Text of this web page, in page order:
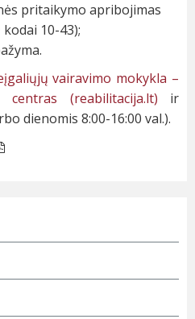
pritaikymo apribojimas
10-43);
vairavimo mokykla –
centras (reabilitacija.lt) ir
dienomis 8:00-16:00 val.).